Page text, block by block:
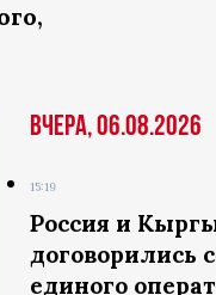
Вчера, 06.08.2026
15:19
Россия и
договорились
единого